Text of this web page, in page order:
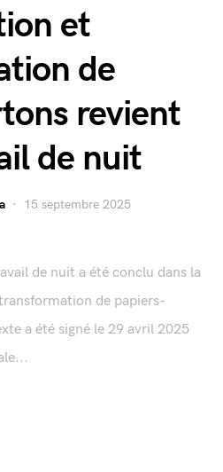
et
de
revient
de nuit
15 septembre 2025
de nuit a été conclu dans la
de papiers-
a été signé le 29 avril 2025